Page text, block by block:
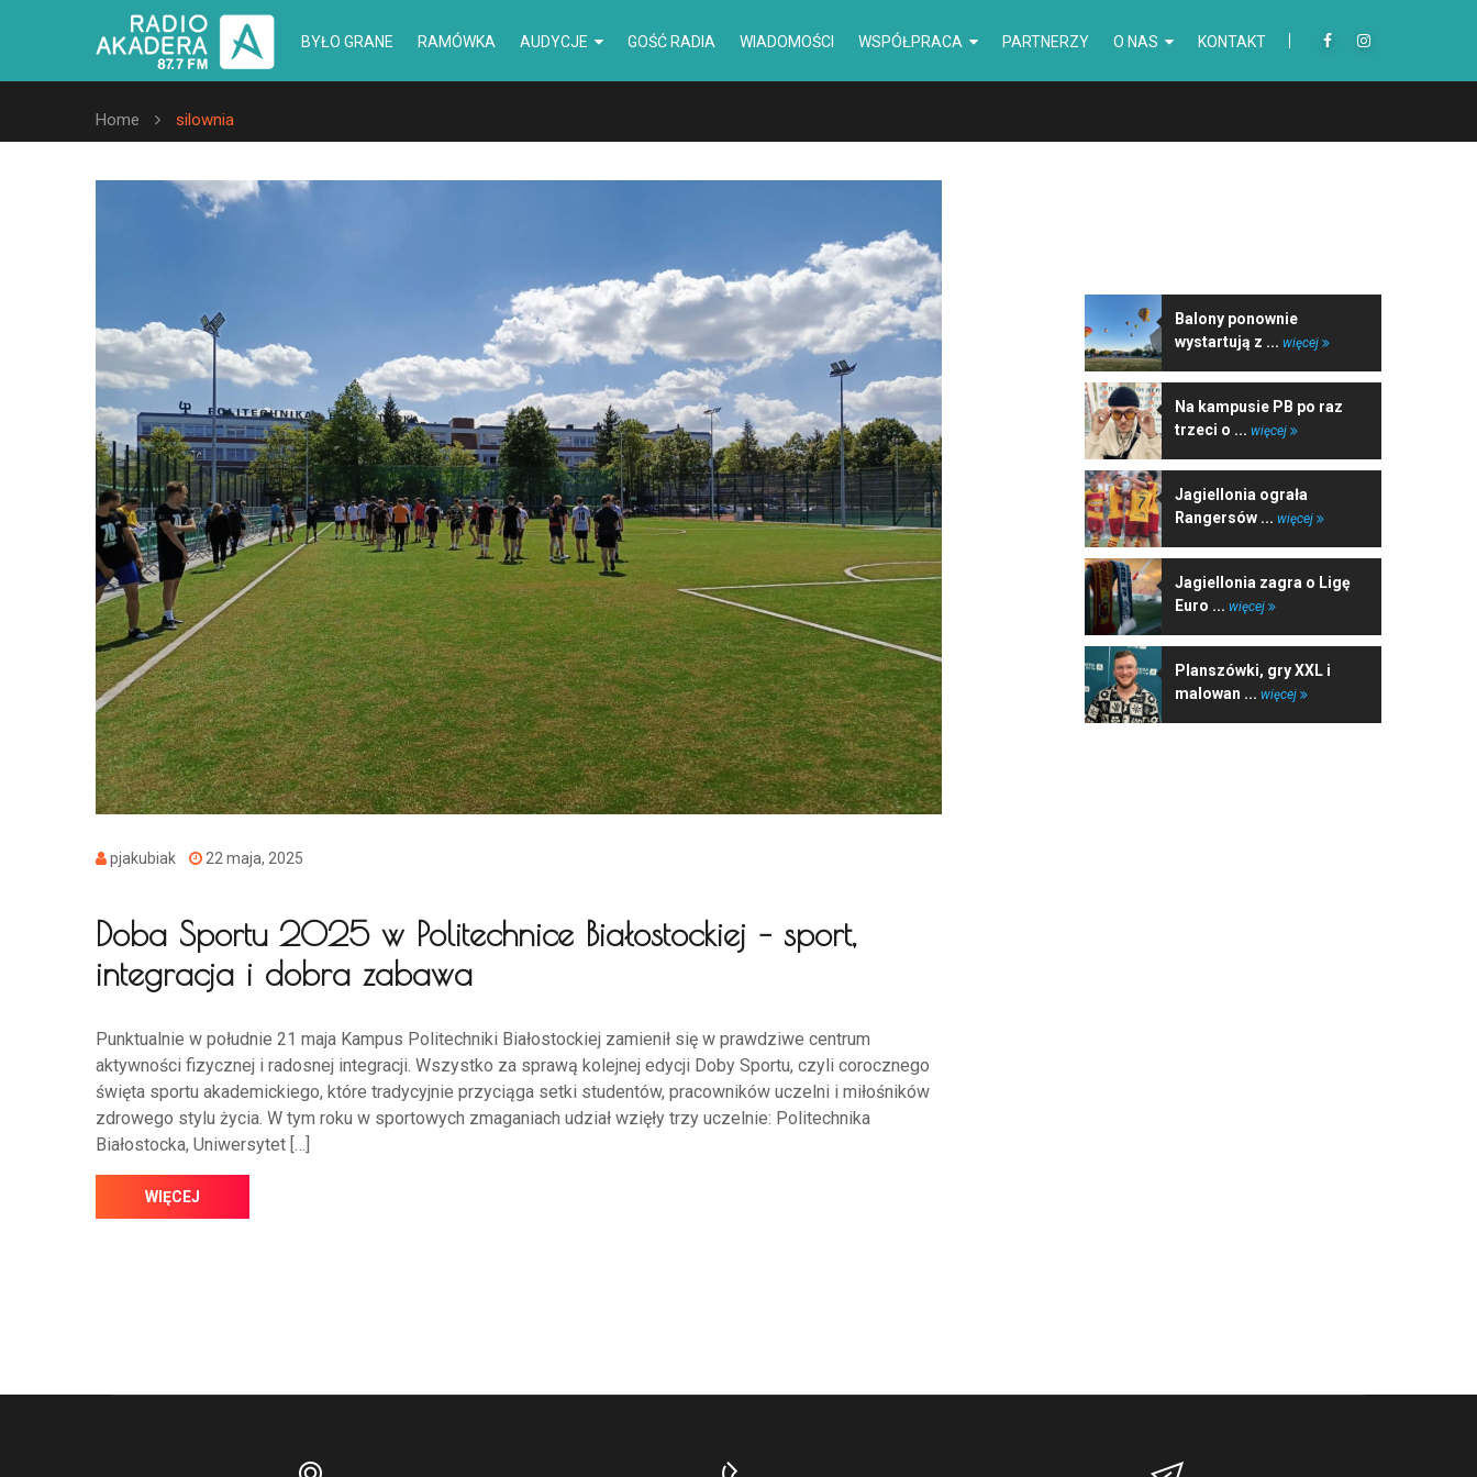
BYŁO GRANE RAMÓWKA AUDYCJE GOŚĆ RADIA WIADOMOŚCI WSPÓŁPRACA PARTNERZY O NAS KONTAKT
Home silownia
pjakubiak 22 maja, 2025
Doba Sportu 2025 w Politechnice Białostockiej – sport,
integracja i dobra zabawa
Punktualnie w południe 21 maja Kampus Politechniki Białostockiej zamienił się w prawdziwe centrum
aktywności fizycznej i radosnej integracji. Wszystko za sprawą kolejnej edycji Doby Sportu, czyli corocznego
święta sportu akademickiego, które tradycyjnie przyciąga setki studentów, pracowników uczelni i miłośników
zdrowego stylu życia. W tym roku w sportowych zmaganiach udział wzięły trzy uczelnie: Politechnika
Białostocka, Uniwersytet […]
WIĘCEJ
Balony ponownie
wystartują z ... więcej
Na kampusie PB po raz
trzeci o ... więcej
Jagiellonia ograła
Rangersów ... więcej
Jagiellonia zagra o Ligę
Euro ... więcej
Planszówki, gry XXL i
malowan ... więcej